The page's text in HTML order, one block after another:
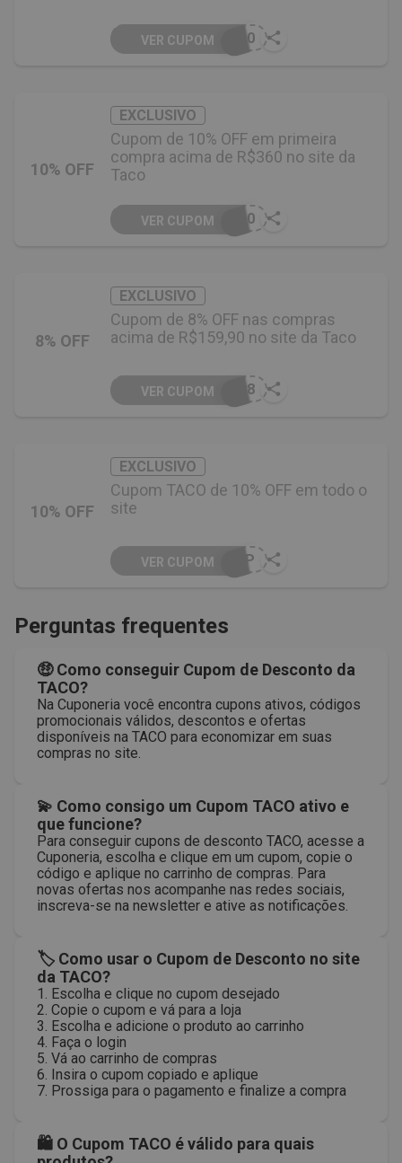
E10
VER CUPOM
10% OFF
EXCLUSIVO
Cupom de 10% OFF em primeira
compra acima de R$360 no site da
Taco
O10
VER CUPOM
8% OFF
EXCLUSIVO
Cupom de 8% OFF nas compras
acima de R$159,90 no site da Taco
E08
VER CUPOM
10% OFF
EXCLUSIVO
Cupom TACO de 10% OFF em todo o
site
VIP
VER CUPOM
Perguntas frequentes
🤑 Como conseguir Cupom de Desconto da
TACO?
Na Cuponeria você encontra cupons ativos, códigos
promocionais válidos, descontos e ofertas
disponíveis na TACO para economizar em suas
compras no site.
💫 Como consigo um Cupom TACO ativo e
que funcione?
Para conseguir cupons de desconto TACO, acesse a
Cuponeria, escolha e clique em um cupom, copie o
código e aplique no carrinho de compras. Para
novas ofertas nos acompanhe nas redes sociais,
inscreva-se na newsletter e ative as notificações.
🏷 Como usar o Cupom de Desconto no site
da TACO?
1. Escolha e clique no cupom desejado
2. Copie o cupom e vá para a loja
3. Escolha e adicione o produto ao carrinho
4. Faça o login
5. Vá ao carrinho de compras
6. Insira o cupom copiado e aplique
7. Prossiga para o pagamento e finalize a compra
🛍 O Cupom TACO é válido para quais